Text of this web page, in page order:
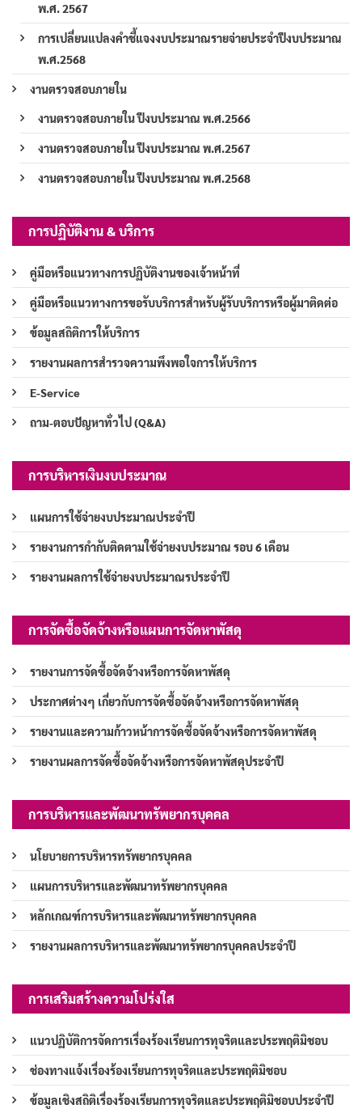
พ.ศ. 2567
การเปลี่ยนแปลงคำชี้แจงงบประมาณรายจ่ายประจำปีงบประมาณ
พ.ศ.2568
งานตรวจสอบภายใน
งานตรวจสอบภายใน ปีงบประมาณ พ.ศ.2566
งานตรวจสอบภายใน ปีงบประมาณ พ.ศ.2567
งานตรวจสอบภายใน ปีงบประมาณ พ.ศ.2568
การปฏิบัติงาน & บริการ
คู่มือหรือแนวทางการปฏิบัติงานของเจ้าหน้าที่
คู่มือหรือแนวทางการขอรับบริการสำหรับผู้รับบริการหรือผู้มาติดต่อ
ข้อมูลสถิติการให้บริการ
รายงานผลการสำรวจความพึงพอใจการให้บริการ
E-Service
ถาม-ตอบปัญหาทั่วไป (Q&A)
การบริหารเงินงบประมาณ
แผนการใช้จ่ายงบประมาณประจำปี
รายงานการกำกับติดตามใช้จ่ายงบประมาณ รอบ 6 เดือน
รายงานผลการใช้จ่ายงบประมาณรประจำปี
การจัดซื้อจัดจ้างหรือแผนการจัดหาพัสดุ
รายงานการจัดซื้อจัดจ้างหรือการจัดหาพัสดุ
ประกาศต่างๆ เกี่ยวกับการจัดซื้อจัดจ้างหรือการจัดหาพัสดุ
รายงานและความก้าวหน้าการจัดซื้อจัดจ้างหรือการจัดหาพัสดุ
รายงานผลการจัดซื้อจัดจ้างหรือการจัดหาพัสดุประจำปี
การบริหารและพัฒนาทรัพยากรบุคคล
นโยบายการบริหารทรัพยากรบุคคล
แผนการบริหารและพัฒนาทรัพยากรบุคคล
หลักเกณฑ์การบริหารและพัฒนาทรัพยากรบุคคล
รายงานผลการบริหารและพัฒนาทรัพยากรบุคคลประจำปี
การเสริมสร้างความโปร่งใส
แนวปฏิบัติการจัดการเรื่องร้องเรียนการทุจริตและประพฤติมิชอบ
ช่องทางแจ้งเรื่องร้องเรียนการทุจริตและประพฤติมิชอบ
ข้อมูลเชิงสถิติเรื่องร้องเรียนการทุจริตและประพฤติมิชอบประจำปี